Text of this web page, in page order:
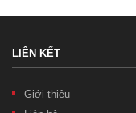
LIÊN KẾT
Giới thiệu